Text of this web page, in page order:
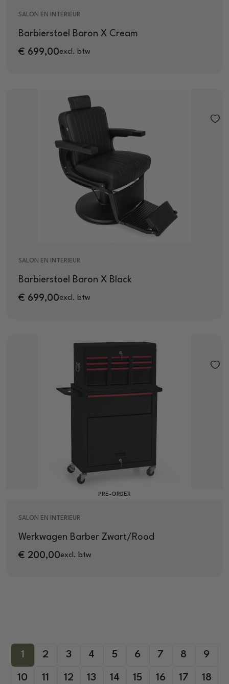
SALON EN INTERIEUR
Barbierstoel Baron X Cream
€ 699,00excl. btw
SALON EN INTERIEUR
Barbierstoel Baron X Black
€ 699,00excl. btw
PRE-ORDER
SALON EN INTERIEUR
Werkwagen Barber Zwart/Rood
€ 200,00excl. btw
1 2 3 4 5 6 7 8 9
10 11 12 13 14 15 16 17 18